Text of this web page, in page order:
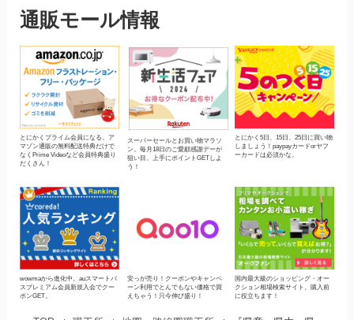
通販モール情報
とにかくプライム会員になる。ア
マゾン通販の無料配送特典だけで
なくPrime Videoなど会員特典盛り
だくさん！
スーパーセールとお買い物マラソ
ン。毎月18日のご愛顧感謝デーが
狙い目。上手にポイントGETしよ
う！
とにかく5日、15日、25日に買い物
しましょう！paypayカードorヤフ
ーカードは必須かな。
wowmaから進化中。auスマートパ
スプレミアム会員新規入会でクー
ポンGET。
安っが売り！クーポンやキャンペ
ーン利用でとんでもない価格で買
えちゃう！只今伸び盛り！
国内最大級のショッピング・オー
クション相場検索サイト。購入前
に役立ちます！